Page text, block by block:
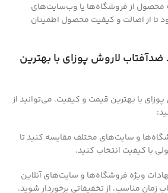
از فروشگاه‌ها یا وب‌سایت‌های
تا از اصالت و کیفیت محصول اطمینان
ضدآفتاب لاروش پوزای با بهترین
با بهترین قیمت و کیفیت، می‌توانید از
و سایت‌های مختلف مقایسه کنید تا
با کیفیت انتخاب کنید.
ویژه فروشگاه‌ها و سایت‌های آنلاین
زمان مناسب، از تخفیفاتی برخوردار شوید.